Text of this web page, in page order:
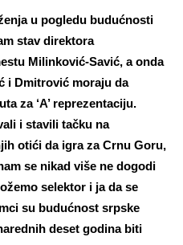
u pogledu budućnosti
stav direktora
Milinković-Savić, a onda
i Dmitrović moraju da
za ‘A’ reprezentaciju.
i stavili tačku na
otići da igra za Crnu Goru,
se nikad više ne dogodi
selektor i ja da se
su budućnost srpske
deset godina biti